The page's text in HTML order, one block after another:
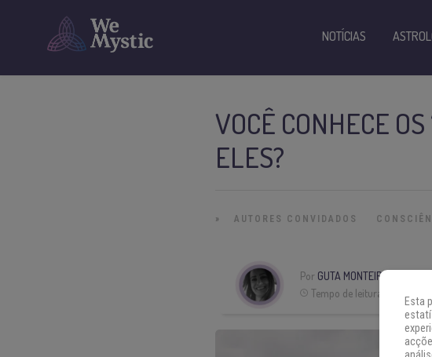
VOCÊ CONHECE
ELES?
» AUTORES CONVIDADOS
Por GUTA MONTEIRO
Tempo de leitura:
NOTÍCIAS
Esta